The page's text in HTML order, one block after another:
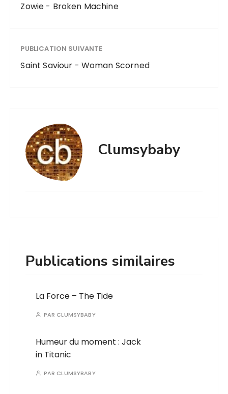
Zowie - Broken Machine
PUBLICATION SUIVANTE
Saint Saviour - Woman Scorned
Clumsybaby
Publications similaires
La Force – The Tide
PAR CLUMSYBABY
Humeur du moment : Jack
in Titanic
PAR CLUMSYBABY